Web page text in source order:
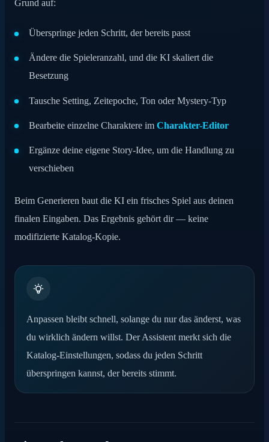
Grund auf:
Überspringe jeden Schritt, der bereits passt
Ändere die Spieleranzahl, und die KI skaliert die
Besetzung
Tausche Setting, Zeitepoche, Ton oder Mystery-Typ
Bearbeite einzelne Charaktere im Charakter-Editor
Ergänze deine eigene Story-Idee, um die Handlung zu
verschieben
Beim Generieren baut die KI ein frisches Spiel aus deinen
finalen Eingaben. Das Ergebnis gehört dir — keine
modifizierte Katalog-Kopie.
Anpassen bleibt schnell, solange du nur das änderst, was
du wirklich ändern willst. Der Assistent merkt sich die
Katalog-Einstellungen, sodass du jeden Schritt
überspringen kannst, der bereits stimmt.